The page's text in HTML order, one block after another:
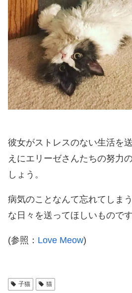
彼女がストレスのない生活を
えにエリーゼさんたちの努力
しょう。
病気のことなんて忘れてしま
な日々を送ってほしいものです
(参照： Love Meow)
子猫 猫